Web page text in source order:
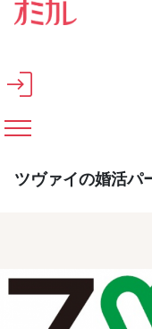
メインコンテンツへスキッ
ツヴァイの婚活パ